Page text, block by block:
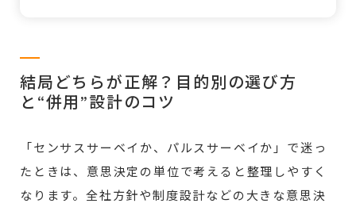
結局どちらが正解？目的別の選び方
と“併用”設計のコツ
「センサスサーベイか、パルスサーベイか」で迷っ
たときは、意思決定の単位で考えると整理しやすく
なります。全社方針や制度設計などの大きな意思決